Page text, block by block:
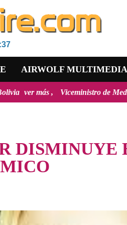
AIRWOLF MULTIMEDIA
Viceministro de Medio Ambiente,
DISMINUYE